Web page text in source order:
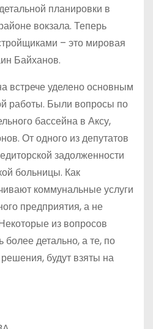
планировки в
вокзала. Теперь
– это мировая
Байханов.
встрече уделено основным
работы. Были вопросы по
бассейна в Аксу,
От одного из депутатов
задолженности
больницы. Как
коммунальные услуги
предприятия, а не
из вопросов
более детально, а те, по
будут взяты на